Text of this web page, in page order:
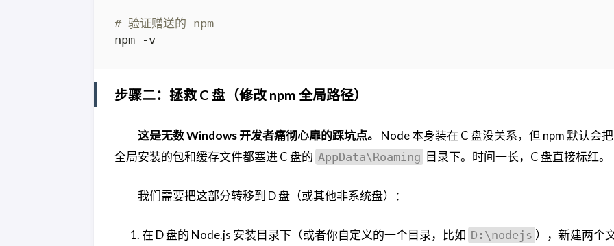
# 验证赠送的 npm
步骤二：拯救 C 盘（修改 npm 全局路径）
这是无数 Windows 开发者痛彻心扉的踩坑点。
Node 本身装在 C 盘没关系，但 npm 默认会
全局安装的包和缓存文件都塞进 C 盘的 AppData\Roaming 目录下。时间一长，C 盘直接标红。
我们需要把这部分转移到 D 盘（或其他非系统盘）：
在 D 盘的 Node.js 安装目录下（或者你自定义的一个目录，比如 D:\nodejs ），新建两个